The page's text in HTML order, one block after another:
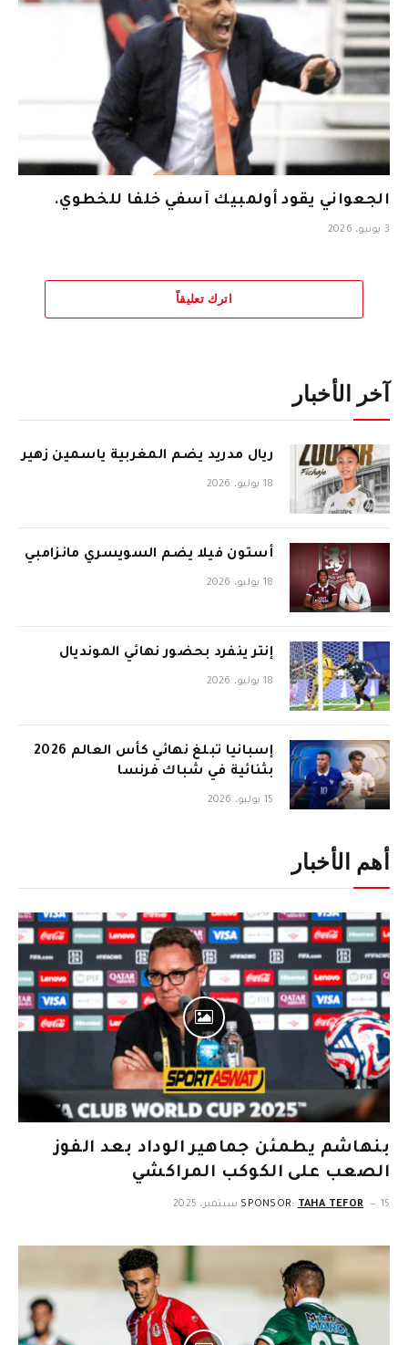
الجعواني يقود أولمبيك آسفي خلفا للخطوي.
3 يونيو، 2026
اترك تعليقاً
آخر الأخبار
ريال مدريد يضم المغربية ياسمين زهير
18 يوليو، 2026
أستون فيلا يضم السويسري مانزامبي
18 يوليو، 2026
إنتر ينفرد بحضور نهائي المونديال
18 يوليو، 2026
إسبانيا تبلغ نهائي كأس العالم 2026
بثنائية في شباك فرنسا
15 يوليو، 2026
أهم الأخبار
بنهاشم يطمئن جماهير الوداد بعد الفوز
الصعب على الكوكب المراكشي
SPONSOR: TAHA TEFOR 15 سبتمبر، 2025